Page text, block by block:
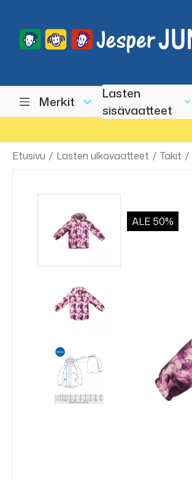
Merkit
Lasten
sisävaatteet
Etusivu / Lasten ulkovaatteet / Takit /
ALE 50%